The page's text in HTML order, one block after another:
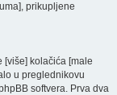
prikupljene
[više] kolačića [male
u preglednikovu
softvera. Prva dva